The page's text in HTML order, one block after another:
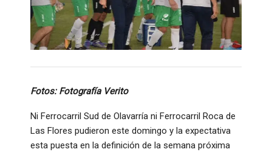
Fotos: Fotografía Verito
Ni Ferrocarril Sud de Olavarría ni Ferrocarril Roca de
Las Flores pudieron este domingo y la expectativa
esta puesta en la definición de la semana próxima